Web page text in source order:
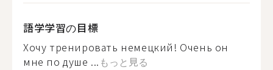
語学学習の目標
Хочу тренировать немецкий! Очень он
мне по душе ... もっと見る